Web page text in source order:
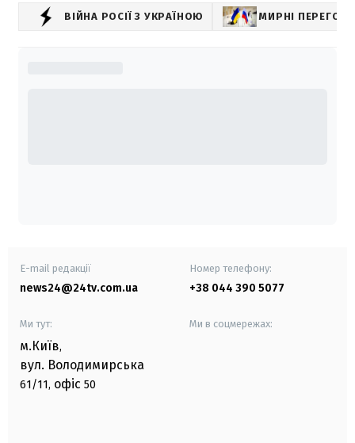
ВІЙНА РОСІЇ З УКРАЇНОЮ МИРНІ
E-mail редакції
news24@24tv.com.ua
Номер телефону:
+38 044 390 5077
Ми тут:
м.Київ,
вул. Володимирська
61/11, офіс 50
Ми в соцмережах: